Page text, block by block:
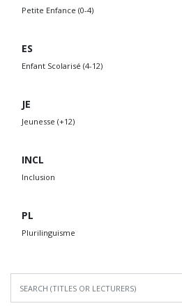
Petite Enfance (0-4)
ES
Enfant Scolarisé (4-12)
JE
Jeunesse (+12)
INCL
Inclusion
PL
Plurilinguisme